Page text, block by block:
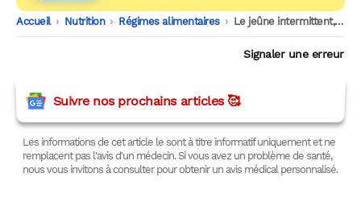
Accueil -
Nutrition -
Régimes alimentaires -
Le jeûne intermittent, une clé pour préserver sa santé intestinale en vieillissant ?
Signaler une erreur
Suivre nos prochains articles 🥰
Les informations de cet article le sont à titre informatif uniquement et ne
remplacent pas l'avis d'un médecin. Si vous avez un problème de santé,
nous vous invitons à consulter pour obtenir un avis médical personnalisé.